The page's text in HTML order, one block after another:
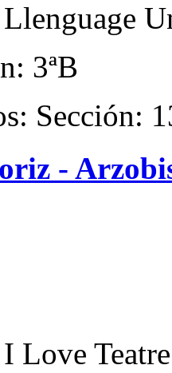
3ªB
Sección:
-
Love Teatre